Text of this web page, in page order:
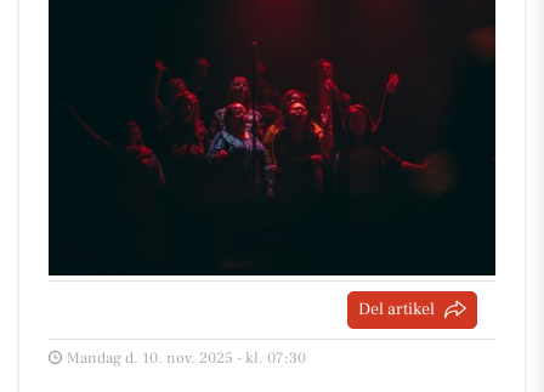
Del artikel
Mandag d. 10. nov. 2025 - kl. 07:30